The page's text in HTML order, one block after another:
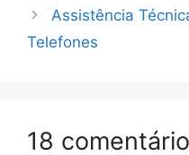
Assistência
Telefones
18